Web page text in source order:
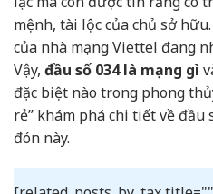
mệnh, tài lộc của chủ sở
của nhà mạng Viettel đang
Vậy, đầu số 034 là mạng gì
đặc biệt nào trong phong
rẻ” khám phá chi tiết về
đón này.